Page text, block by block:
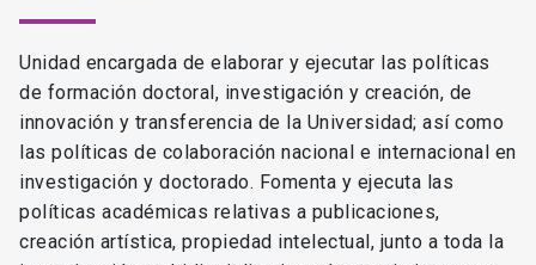
Unidad encargada de elaborar y ejecutar las políticas
de formación doctoral, investigación y creación, de
innovación y transferencia de la Universidad; así como
las políticas de colaboración nacional e internacional en
investigación y doctorado. Fomenta y ejecuta las
políticas académicas relativas a publicaciones,
creación artística, propiedad intelectual, junto a toda la